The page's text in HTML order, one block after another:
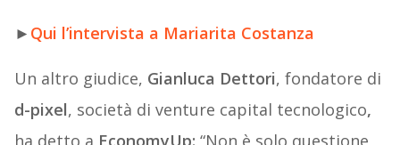
► Qui l’intervista a Mariarita Costanza
Un altro giudice, Gianluca Dettori, fondatore di
d-pixel, società di venture capital tecnologico,